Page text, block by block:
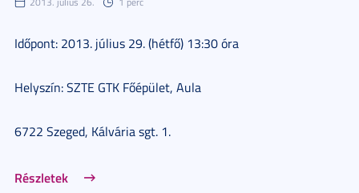
Időpont: 2013. július 29. (hétfő) 13:30 óra
Helyszín: SZTE GTK Főépület, Aula
6722 Szeged, Kálvária sgt. 1.
Részletek